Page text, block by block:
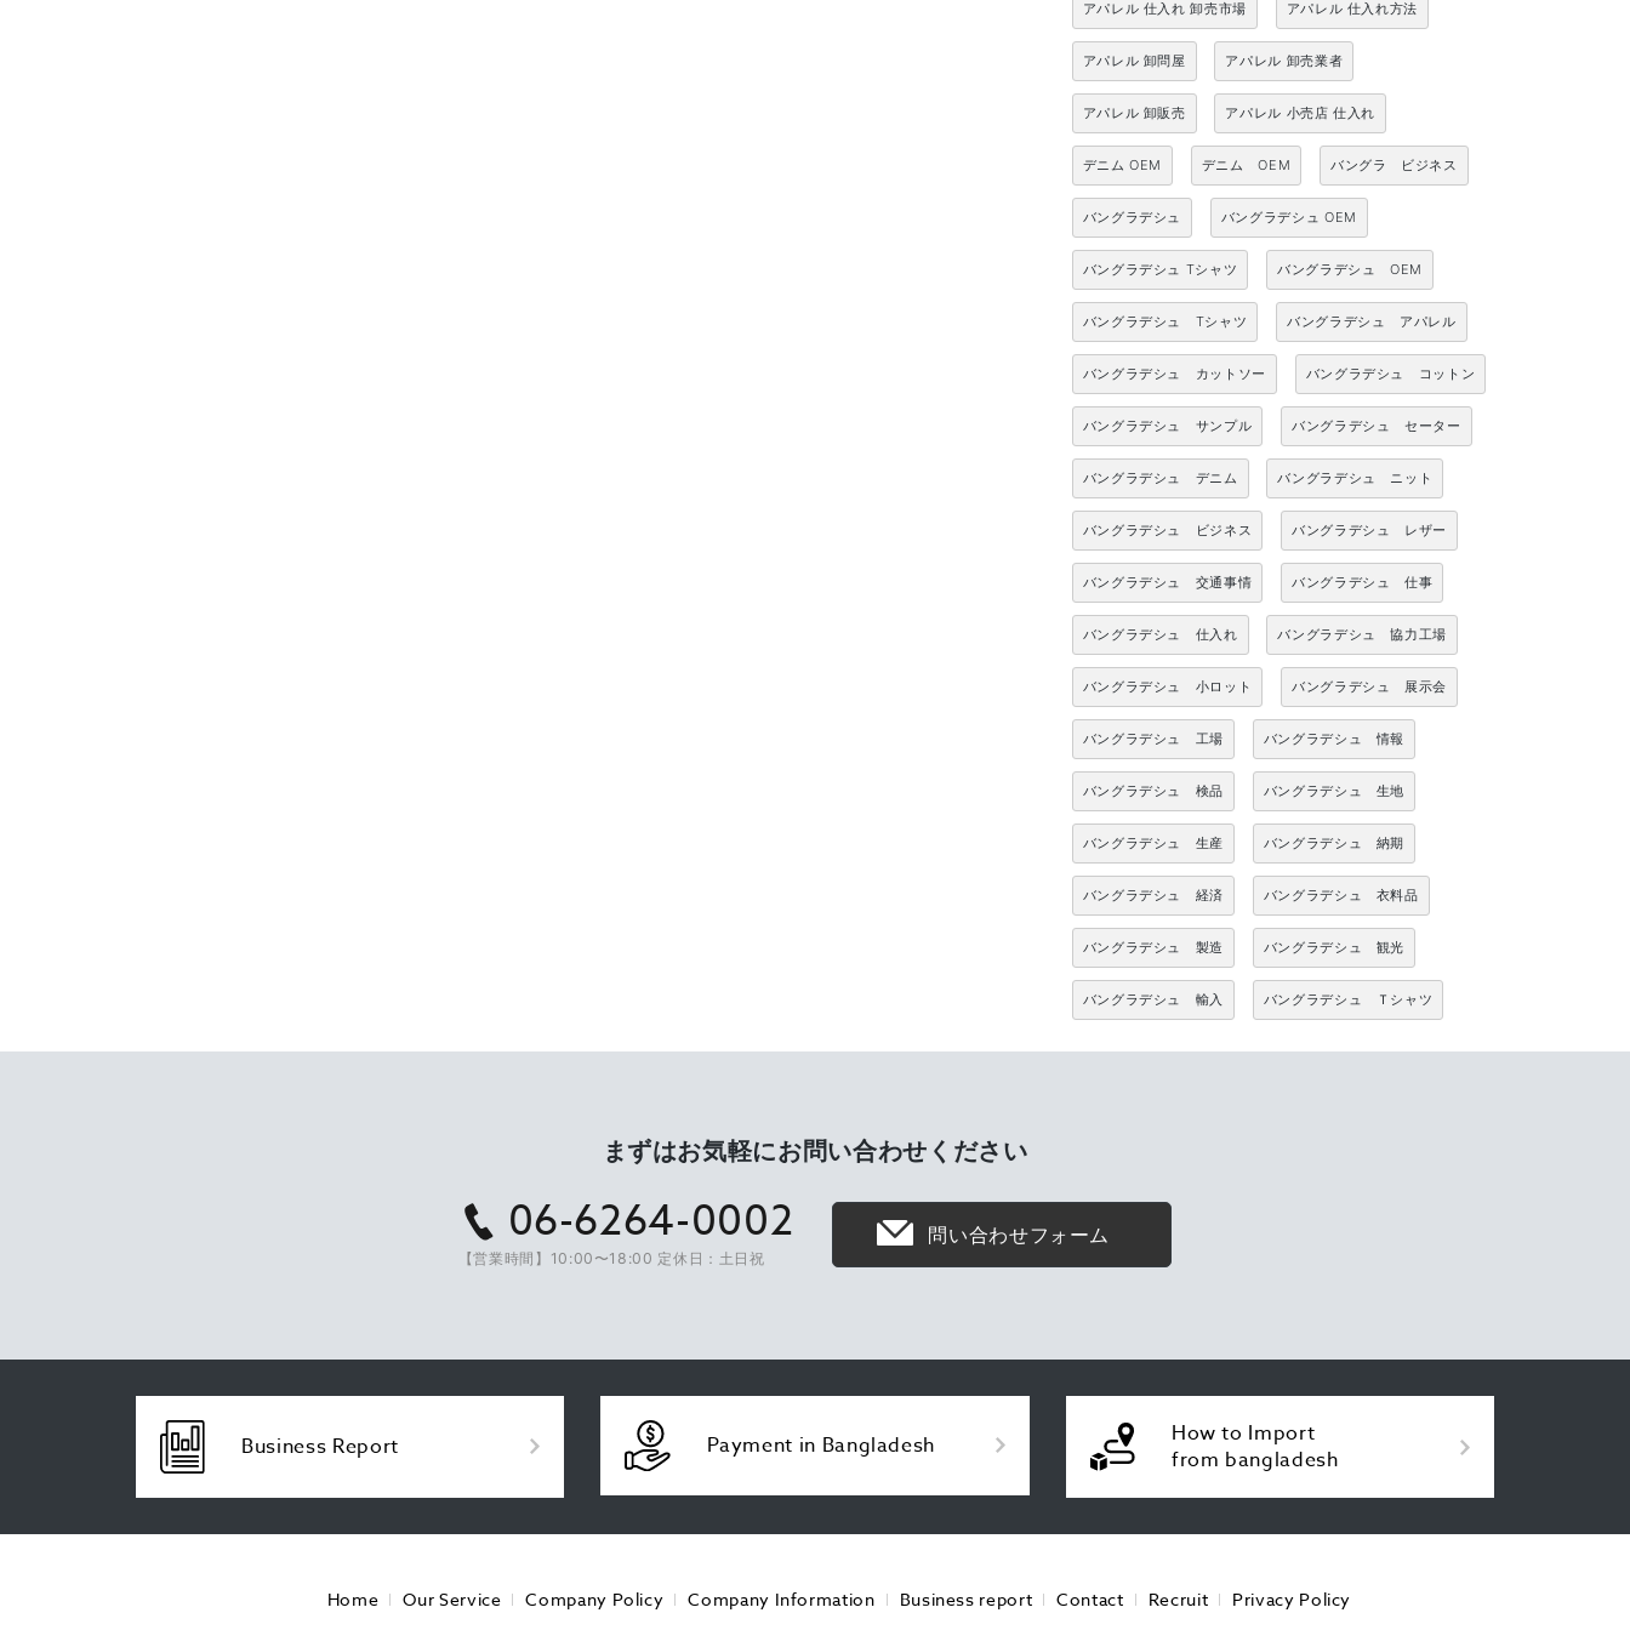
アパレル 仕入れ 卸売市場 アパレル 仕入れ方法
アパレル 卸問屋 アパレル 卸売業者
アパレル 卸販売 アパレル 小売店 仕入れ
デニム OEM デニム OEM バングラ ビジネス
バングラデシュ バングラデシュ OEM
バングラデシュ Tシャツ バングラデシュ OEM
バングラデシュ Tシャツ バングラデシュ アパレル
バングラデシュ カットソー バングラデシュ コットン
バングラデシュ サンプル バングラデシュ セーター
バングラデシュ デニム バングラデシュ ニット
バングラデシュ ビジネス バングラデシュ レザー
バングラデシュ 交通事情 バングラデシュ 仕事
バングラデシュ 仕入れ バングラデシュ 協力工場
バングラデシュ 小ロット バングラデシュ 展示会
バングラデシュ 工場 バングラデシュ 情報
バングラデシュ 検品 バングラデシュ 生地
バングラデシュ 生産 バングラデシュ 納期
バングラデシュ 経済 バングラデシュ 衣料品
バングラデシュ 製造 バングラデシュ 観光
バングラデシュ 輸入 バングラデシュ Ｔシャツ
まずはお気軽にお問い合わせください
06-6264-0002
【営業時間】10:00〜18:00 定休日：土日祝
問い合わせフォーム
Business Report Payment in Bangladesh
How to Import
from bangladesh
Home Our Service Company Policy Company Information Business report Contact Recruit Privacy Policy